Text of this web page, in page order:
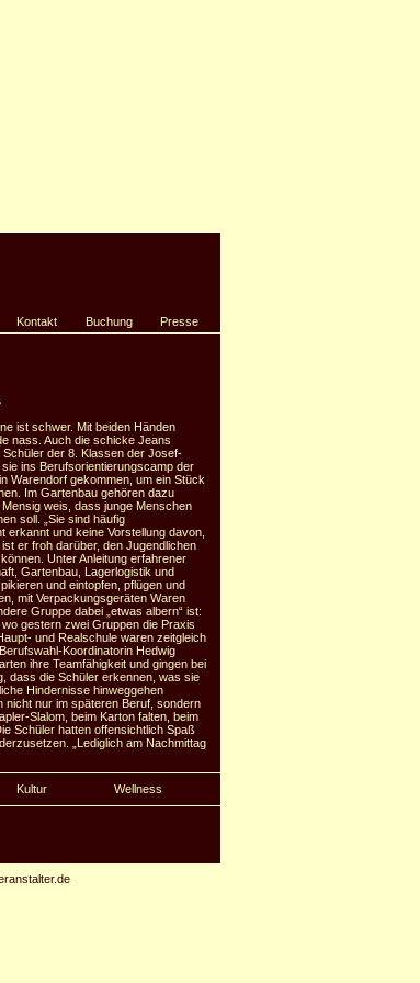
Kontakt Buchung Presse
ist schwer. Mit beiden Händen
nass. Auch die schicke Jeans
der 8. Klassen der Josef-
ins Berufsorientierungscamp der
Warendorf gekommen, um ein Stück
Im Gartenbau gehören dazu
weis, dass junge Menschen
soll. „Sie sind häufig
erkannt und keine Vorstellung davon,
er froh darüber, den Jugendlichen
Unter Anleitung erfahrener
Gartenbau, Lagerlogistik und
und eintopfen, pflügen und
mit Verpackungsgeräten Waren
Gruppe dabei „etwas albern“ ist:
gestern zwei Gruppen die Praxis
und Realschule waren zeitgleich
Koordinatorin Hedwig
ihre Teamfähigkeit und gingen bei
dass die Schüler erkennen, was sie
Hindernisse hinweggehen
nicht nur im späteren Beruf, sondern
Slalom, beim Karton falten, beim
Schüler hatten offensichtlich Spaß
„Lediglich am Nachmittag
Kultur Wellness